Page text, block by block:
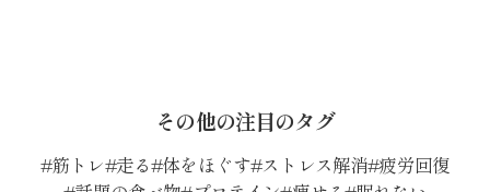
その他の注目のタグ
筋トレ 走る 体をほぐす ストレス解消 疲労回復